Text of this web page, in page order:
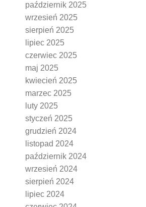
październik 2025
wrzesień 2025
sierpień 2025
lipiec 2025
czerwiec 2025
maj 2025
kwiecień 2025
marzec 2025
luty 2025
styczeń 2025
grudzień 2024
listopad 2024
październik 2024
wrzesień 2024
sierpień 2024
lipiec 2024